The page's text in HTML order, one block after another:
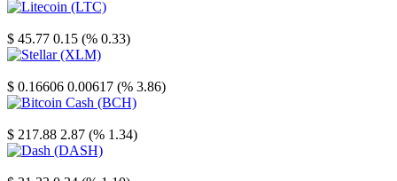
$ 45.77 0.15 (% 0.33)
$ 0.16606 0.00617 (% 3.86)
$ 217.88 2.87 (% 1.34)